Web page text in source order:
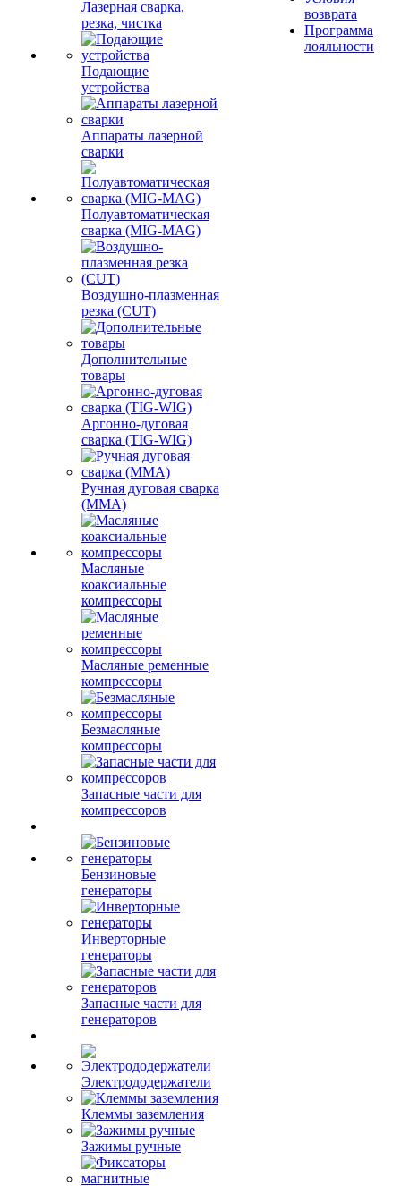
Лазерная сварка,
резка, чистка
Подающие
устройства
Аппараты лазерной
сварки
Полуавтоматическая
сварка (MIG-MAG)
Воздушно-плазменная
резка (CUT)
Дополнительные
товары
Аргонно-дуговая
сварка (TIG-WIG)
Ручная дуговая сварка
(MMA)
Масляные
коаксиальные
компрессоры
Масляные ременные
компрессоры
Безмасляные
компрессоры
Запасные части для
компрессоров
Бензиновые
генераторы
Инверторные
генераторы
Запасные части для
генераторов
Электрододержатели
Клеммы заземления
Зажимы ручные
возврата
Программа
лояльности